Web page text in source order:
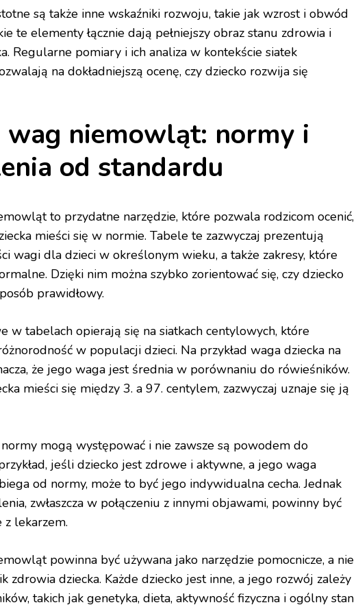
są także inne wskaźniki rozwoju, takie jak wzrost i obwód
te elementy łącznie dają pełniejszy obraz stanu zdrowia i
Regularne pomiary i ich analiza w kontekście siatek
na dokładniejszą ocenę, czy dziecko rozwija się
wag niemowląt: normy i
od standardu
to przydatne narzędzie, które pozwala rodzicom ocenić,
mieści się w normie. Tabele te zazwyczaj prezentują
wagi dla dzieci w określonym wieku, a także zakresy, które
Dzięki nim można szybko zorientować się, czy dziecko
prawidłowy.
w tabelach opierają się na siatkach centylowych, które
w populacji dzieci. Na przykład waga dziecka na
że jego waga jest średnia w porównaniu do rówieśników.
mieści się między 3. a 97. centylem, zazwyczaj uznaje się ją
mogą występować i nie zawsze są powodem do
jeśli dziecko jest zdrowe i aktywne, a jego waga
od normy, może to być jego indywidualna cecha. Jednak
zwłaszcza w połączeniu z innymi objawami, powinny być
lekarzem.
powinna być używana jako narzędzie pomocnicze, a nie
zdrowia dziecka. Każde dziecko jest inne, a jego rozwój zależy
takich jak genetyka, dieta, aktywność fizyczna i ogólny stan